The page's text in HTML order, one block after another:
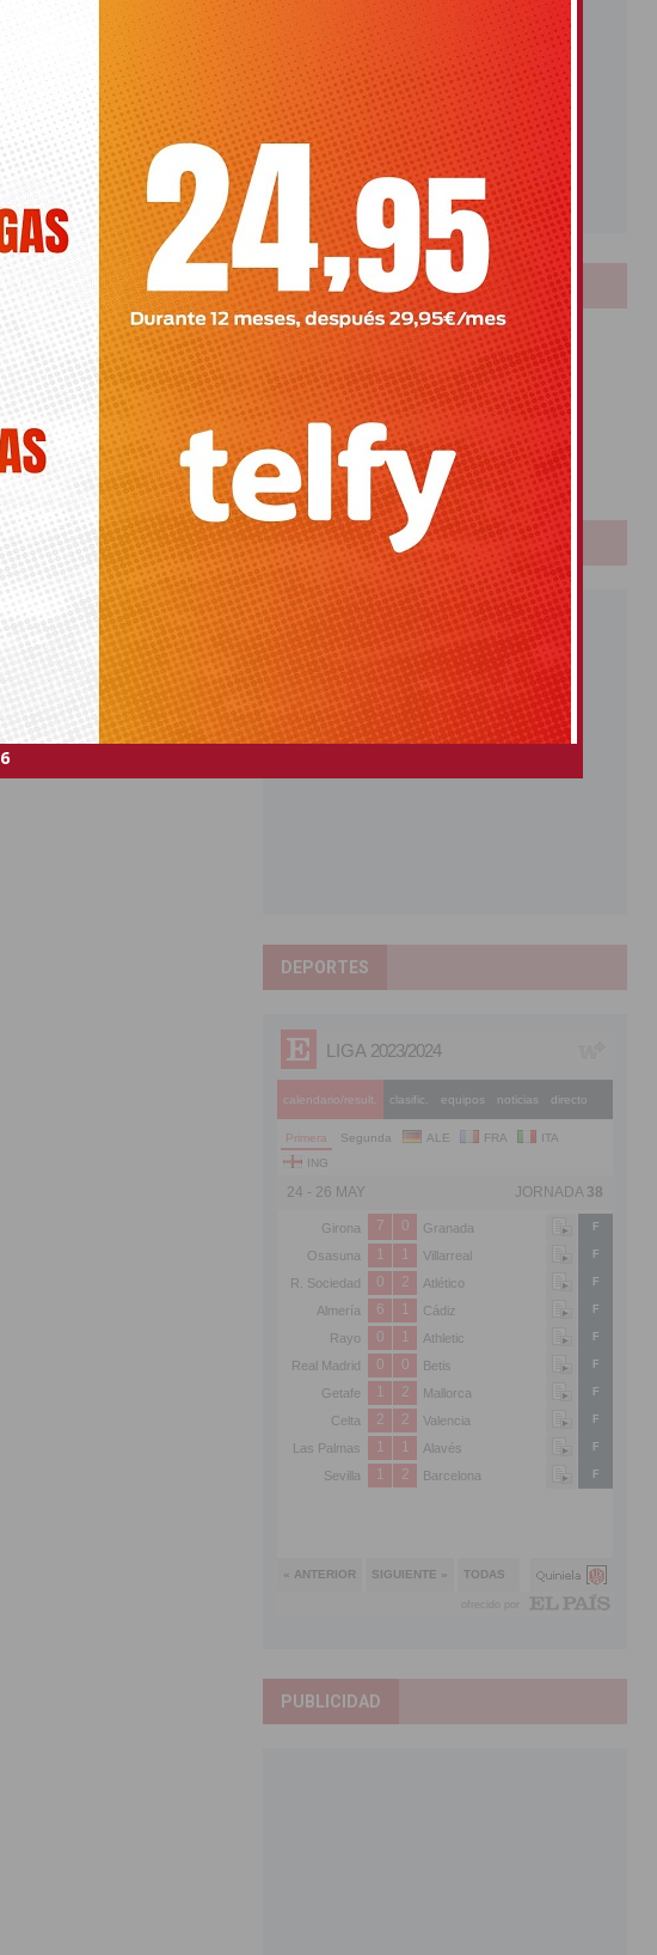
LOTERIAS
Bonoloto
Primitiva
El Gordo
Euromillones
Loteria
Once
PUBLICIDAD
DEPORTES
PUBLICIDAD
5